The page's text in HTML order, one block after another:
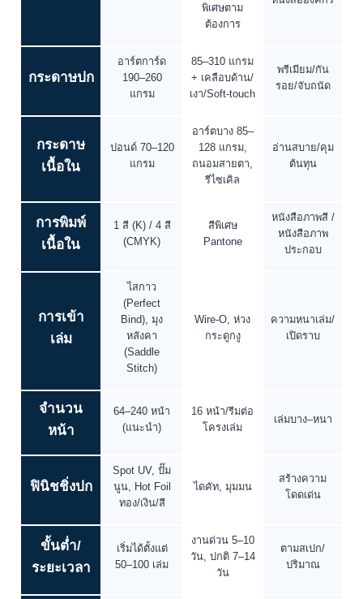
พิเศษตาม
ต้องการ
กระดาษปก
อาร์ตการ์ด
190–260
แกรม
85–310 แกรม
+ เคลือบด้าน/
เงา/Soft-touch
พรีเมียม/กัน
รอย/จับถนัด
กระดาษ
เนื้อใน
ปอนด์ 70–120
แกรม
อาร์ตบาง 85–
128 แกรม,
ถนอมสายตา,
รีไซเคิล
อ่านสบาย/คุม
ต้นทุน
การพิมพ์
เนื้อใน
1 สี (K) / 4 สี
(CMYK)
สีพิเศษ
Pantone
หนังสือภาพสี /
หนังสือภาพ
ประกอบ
การเข้า
เล่ม
ไสกาว
(Perfect
Bind), มุง
หลังคา
(Saddle
Stitch)
Wire-O, ห่วง
กระดูกงู
ความหนาเล่ม/
เปิดราบ
จำนวน
หน้า
64–240 หน้า
(แนะนำ)
16 หน้า/รีมต่อ
โครงเล่ม
เล่มบาง–หนา
ฟินิชชิ่งปก
Spot UV, ปั๊ม
นูน, Hot Foil
ทอง/เงิน/สี
ไดคัท, มุมมน
สร้างความ
โดดเด่น
ขั้นต่ำ/
ระยะเวลา
เริ่มได้ตั้งแต่
50–100 เล่ม
งานด่วน 5–10
วัน, ปกติ 7–14
วัน
ตามสเปก/
ปริมาณ